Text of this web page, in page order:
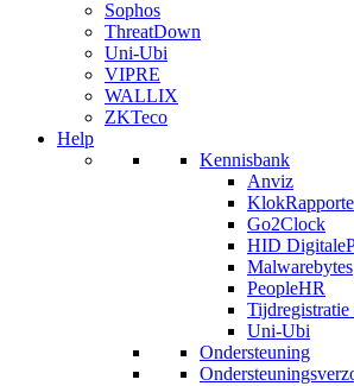
Sophos
ThreatDown
Uni-Ubi
VIPRE
WALLIX
ZKTeco
Help
Kennisbank
Anviz
Go2Clock
HID
Malwarebytes
PeopleHR
Tijdregistratie
Uni-Ubi
Ondersteuning